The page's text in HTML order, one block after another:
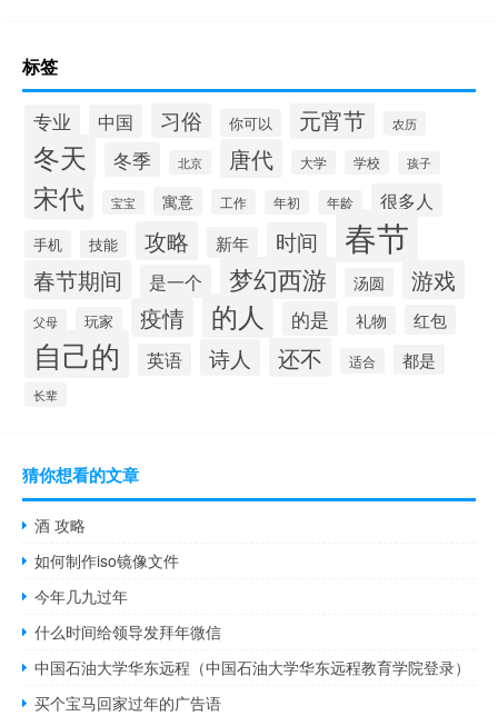
标签
专业 中国 习俗 你可以 元宵节 农历
冬天 冬季 北京 唐代 大学 学校 孩子
宋代 宝宝 寓意 工作 年初 年龄 很多人
手机 技能 攻略 新年 时间 春节
春节期间 是一个 梦幻西游 汤圆 游戏
父母 玩家 疫情 的人 的是 礼物 红包
自己的 英语 诗人 还不 适合 都是
长辈
猜你想看的文章
酒 攻略
如何制作iso镜像文件
今年几九过年
什么时间给领导发拜年微信
中国石油大学华东远程（中国石油大学华东远程教育学院登录）
买个宝马回家过年的广告语